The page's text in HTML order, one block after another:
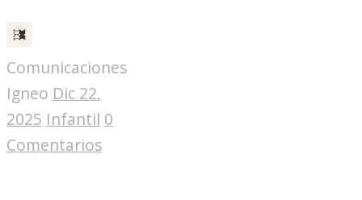
Comunicaciones
Igneo Dic 22,
2025 Infantil 0
Comentarios